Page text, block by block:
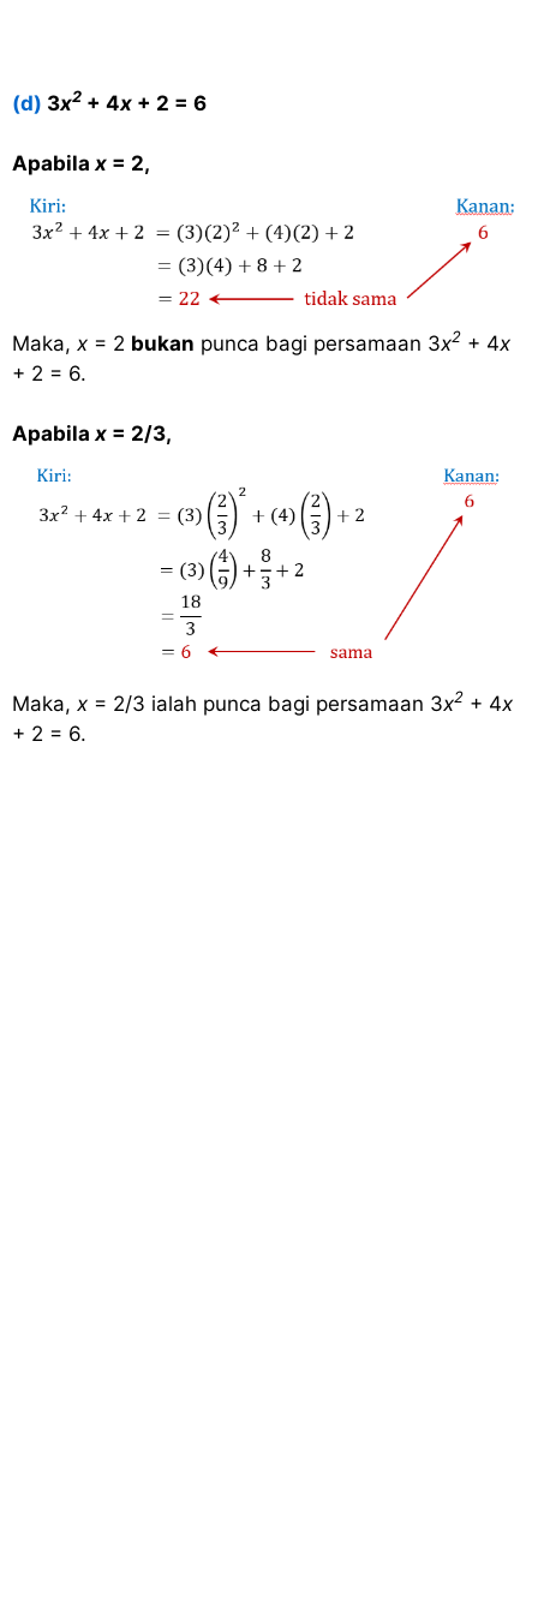
(d) 3x2 + 4x + 2 = 6
Apabila x = 2,
Maka, x = 2 bukan punca bagi persamaan 3x2 + 4x
+ 2 = 6.
Apabila x = 2/3,
Maka, x = 2/3 ialah punca bagi persamaan 3x2 + 4x
+ 2 = 6.